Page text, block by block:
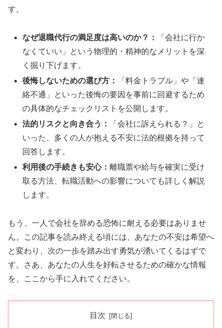
す。
なぜ退職代行の満足度は高いのか？：
「会社に行か
なくていい」という物理的・精神的なメリットを深
く掘り下げます。
後悔しないための選び方：
「料金トラブル」や「連
絡不通」といった後悔の要因を事前に回避するため
の具体的なチェックリストを公開します。
法的リスクと向き合う：
「会社に訴えられる？」と
いった、多くの人が抱える不安に法的根拠を持って
回答します。
利用後の手続きも安心：離職票や給与を確実に受け
取る方法、転職活動への影響についても詳しく解説
します。
もう、一人で会社を辞める恐怖に耐える必要はありませ
ん。この記事を読み終える頃には、あなたの不安は希望へ
と変わり、次の一歩を踏み出す勇気が湧いてくるはずで
す。さあ、あなたの人生を好転させるための確かな情報
を、ここから手に入れてください。
目次